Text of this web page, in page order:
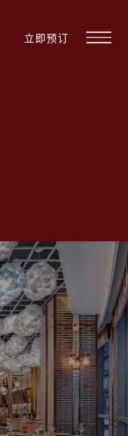
立即预订
1
1 0